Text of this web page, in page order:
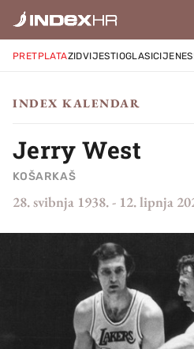
PRETPLATAZIDVIJESTIOGLASICIJENE
INDEX KALENDAR
Jerry West
KOŠARKAŠ
28. svibnja 1938.- 12. lipnja